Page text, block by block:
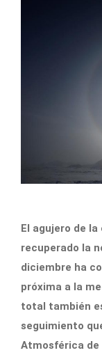
El agujero de
recuperado la
diciembre ha
próxima a la
total también
seguimiento
Atmosférica de